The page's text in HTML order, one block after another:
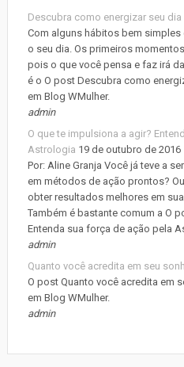
Descubra como energizar seu dia
Com alguns hábitos bem
o seu dia. Os primeiros
pois o que você pensa e faz irá
é o O post Descubra como
em Blog WMulher.
admin
O que te impulsiona a agir?
Astrologia 19 de outubro de 2016
Por: Aline Granja Você já teve a
em métodos de ação prontos?
obter resultados melhores em
Também é bastante comum a O
Entenda sua força de ação pela
admin
Quanto você acredita em seu
O post Quanto você acredita em
em Blog WMulher.
admin